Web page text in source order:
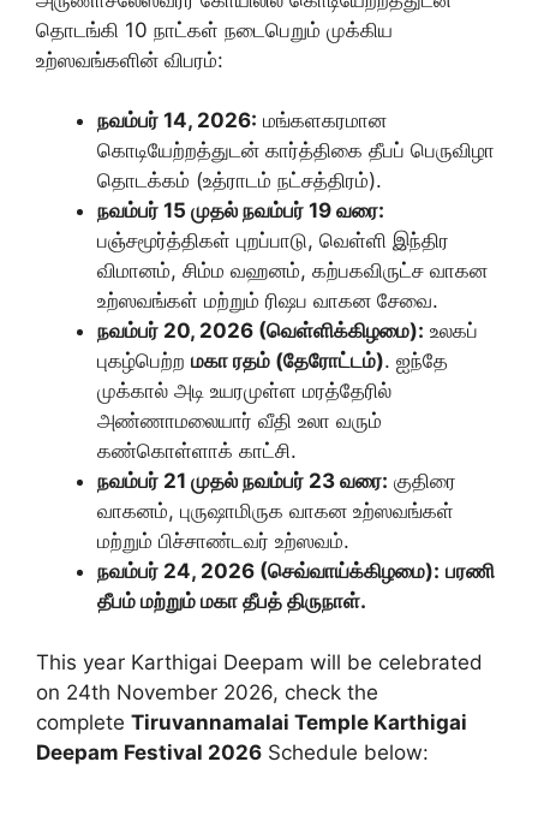
தொடங்கி 10 நாட்கள் நடைபெறும் முக்கிய
உற்ஸவங்களின் விபரம்:
நவம்பர் 14, 2026: மங்களகரமான
கொடியேற்றத்துடன் கார்த்திகை தீபப் பெருவிழா
தொடக்கம் (உத்ராடம் நட்சத்திரம்).
நவம்பர் 15 முதல் நவம்பர் 19 வரை:
பஞ்சமூர்த்திகள் புறப்பாடு, வெள்ளி இந்திர
விமானம், சிம்ம வஹனம், கற்பகவிருட்ச வாகன
உற்ஸவங்கள் மற்றும் ரிஷப வாகன சேவை.
நவம்பர் 20, 2026 (வெள்ளிக்கிழமை): உலகப்
புகழ்பெற்ற மகா ரதம் (தேரோட்டம்). ஐந்தே
முக்கால் அடி உயரமுள்ள மரத்தேரில்
அண்ணாமலையார் வீதி உலா வரும்
கண்கொள்ளாக் காட்சி.
நவம்பர் 21 முதல் நவம்பர் 23 வரை: குதிரை
வாகனம், புருஷாமிருக வாகன உற்ஸவங்கள்
மற்றும் பிச்சாண்டவர் உற்ஸவம்.
நவம்பர் 24, 2026 (செவ்வாய்க்கிழமை): பரணி
தீபம் மற்றும் மகா தீபத் திருநாள்.
This year Karthigai Deepam will be celebrated
on 24th November 2026, check the
complete Tiruvannamalai Temple Karthigai
Deepam Festival 2026 Schedule below: